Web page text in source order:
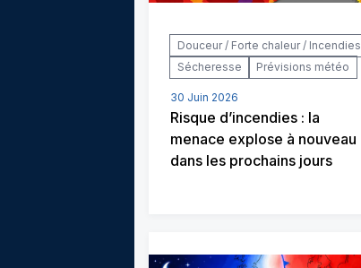
Douceur / Forte chaleur / Incendies
Sécheresse
Prévisions météo
30 Juin 2026
Risque d’incendies : la
menace explose à nouveau
dans les prochains jours